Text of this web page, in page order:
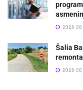
2026-
Šalia
2026-